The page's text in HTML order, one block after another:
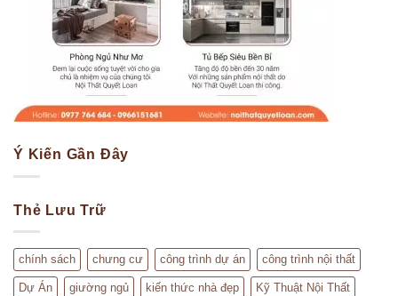
Ý Kiến Gần Đây
Thẻ Lưu Trữ
chính sách chưng cư công trình dự án công trình nội thất
Dự Án giường ngủ kiến thức nhà đẹp Kỹ Thuật Nội Thất